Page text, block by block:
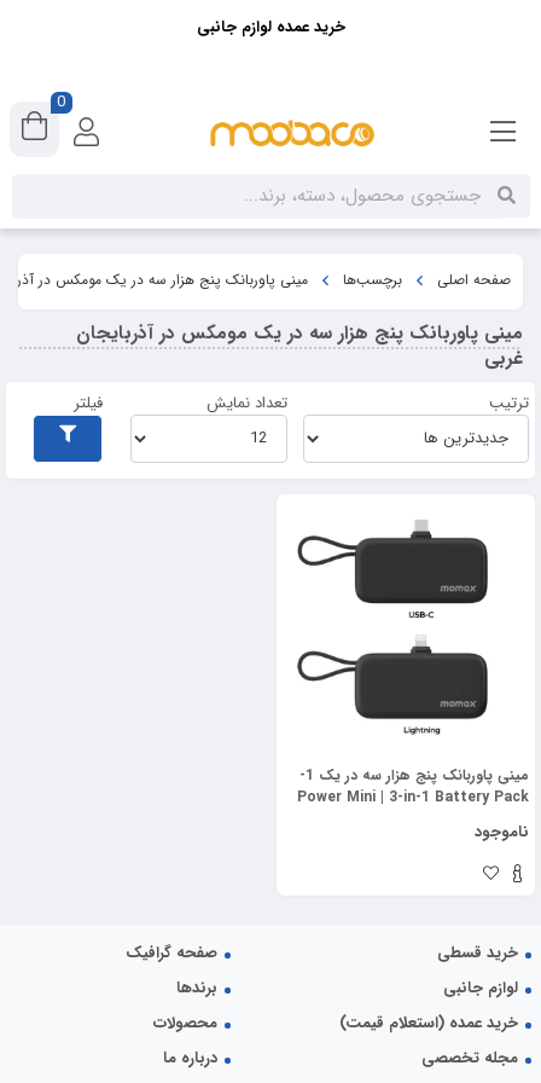
صفحه اصلی برچسب‌ها مینی پاوربانک پنج هزار سه در یک مومکس در
مینی پاوربانک پنج هزار سه در یک مومکس در آذربایجان
غربی
ترتیب تعداد نمایش فیلتر
مینی پاوربانک پنج هزار سه در یک 1-
Power Mini | 3-in-1 Battery Pack
ناموجود
خرید قسطی
صفحه گرافیک
لوازم جانبی
برندها
خرید عمده (استعلام قیمت)
محصولات
مجله تخصصی
درباره ما
خرید عمده لوازم جانبی
0